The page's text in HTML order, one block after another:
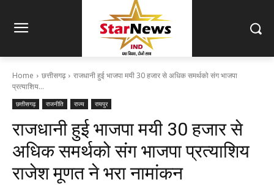
Home छत्तीसगढ़
राजधानी हुई भाजपा मयी 30 हजार से अधिक समर्थको संग भाजपा
प्रत्याशिय...
छत्तीसगढ़ राजनीति राज्य रायपुर
राजधानी हुई भाजपा मयी 30 हजार से
अधिक समर्थको संग भाजपा प्रत्याशिय
राजेश मूणत ने भरा नामांकन